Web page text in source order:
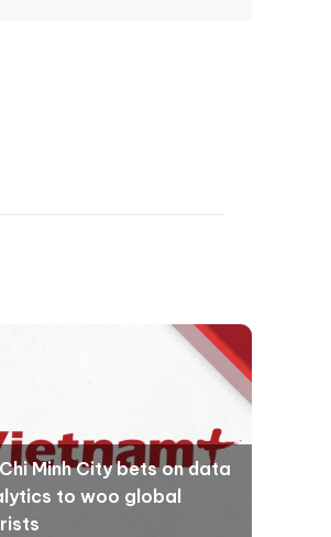
Minh City bets on data
to woo global